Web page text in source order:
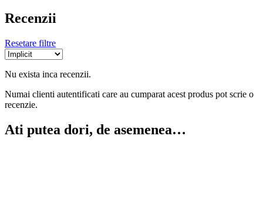
Recenzii
Resetare filtre
Nu exista inca recenzii.
Numai clienti autentificati care au cumparat acest produs pot scrie o
recenzie.
Ati putea dori, de asemenea…